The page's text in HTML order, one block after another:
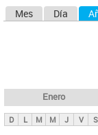
ds
p
Mes Día
Enero
D L M M J V
S